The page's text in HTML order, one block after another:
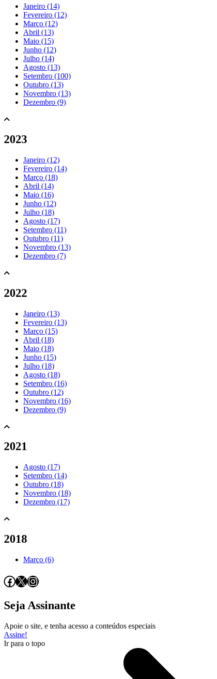
Janeiro (14)
Fevereiro (12)
Março (12)
Abril (13)
Maio (15)
Junho (12)
Julho (14)
Agosto (13)
Setembro (100)
Outubro (13)
Novembro (13)
Dezembro (9)
2023
Janeiro (12)
Fevereiro (14)
Março (18)
Abril (14)
Maio (16)
Junho (12)
Julho (18)
Agosto (17)
Setembro (11)
Outubro (11)
Novembro (13)
Dezembro (7)
2022
Janeiro (13)
Fevereiro (13)
Março (15)
Abril (18)
Maio (18)
Junho (15)
Julho (18)
Agosto (18)
Setembro (16)
Outubro (12)
Novembro (16)
Dezembro (9)
2021
Agosto (17)
Setembro (14)
Outubro (18)
Novembro (18)
Dezembro (17)
2018
Março (6)
Facebook
X Instagram
Seja Assinante
Apoie o site, e tenha acesso a conteúdos especiais
Assine!
Ir para o topo